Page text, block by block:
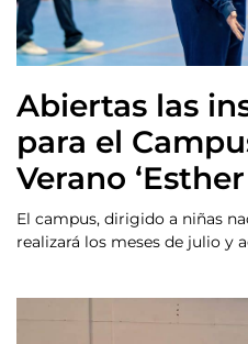
Abiertas las
para el
Verano
El campus, dirigido a niñas
realizará los meses de julio y